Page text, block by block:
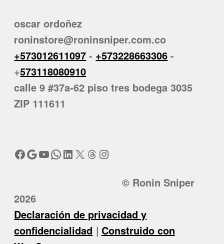
oscar ordoñez
roninstore@roninsniper.com.co
+573012611097 - +573228663306 -
+573118080910
calle 9 #37a-62 piso tres bodega 3035
ZIP 111611
Facebook
Google
YouTube
WhatsApp
LinkedIn
X Threads
Instagram
© Ronin Sniper
2026
Declaración de privacidad y
confidencialidad
Construido con